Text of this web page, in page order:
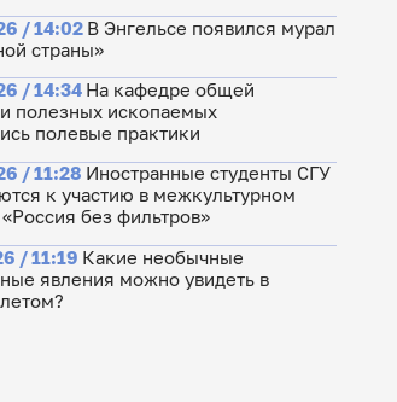
/ 14:02 В Энгельсе появился мурал
страны»
/ 14:34 На кафедре общей
полезных ископаемых
полевые практики
/ 11:28 Иностранные студенты СГУ
к участию в межкультурном
без фильтров»
/ 11:19 Какие необычные
явления можно увидеть в